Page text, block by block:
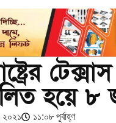
হয়ে ৮
২০২১ ১১:০৮ পূর্বাহ্ণ